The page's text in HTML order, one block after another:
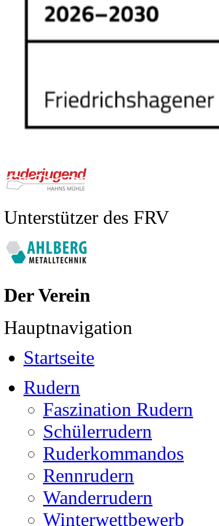
Unterstützer des FRV
Der Verein
Hauptnavigation
Startseite
Rudern
Faszination Rudern
Schülerrudern
Ruderkommandos
Rennrudern
Wanderrudern
Winterwettbewerb